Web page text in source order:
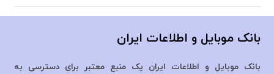
بانک موبایل و اطلاعات ایران
بانک موبایل و اطلاعات ایران یک منبع معتبر برای دسترسی به